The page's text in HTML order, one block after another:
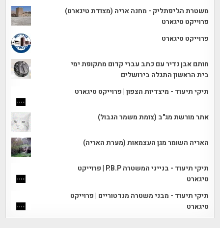
משטרת הג'יפתליק - מחנה אריה (מצודת טיגארט)
פרוייקט טיגארט
פרוייקט טיגארט
חותם אבן נדיר עם כתב עברי קדום מתקופת ימי
בית הראשון התגלה בירושלים
תיקי תיעוד - מיצדיות הצפון | פרוייקט טיגארט
אתר מורשת מג"ב (צומת משמר הגבול)
האריה השומר מגן העצמאות (מערת האריה)
תיקי תיעוד - בנייני המשטרה P.B.P | פרוייקט
טיגארט
תיקי תיעוד - מבני משטרה מנדטוריים | פרוייקט
טיגארט